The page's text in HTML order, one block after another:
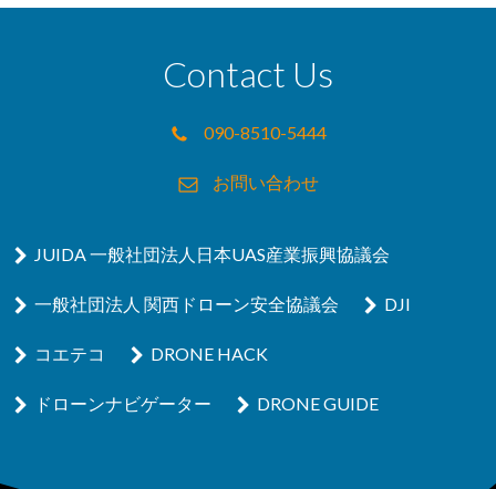
Contact Us
090-8510-5444
お問い合わせ
JUIDA 一般社団法人日本UAS産業振興協議会
一般社団法人 関西ドローン安全協議会 DJI
コエテコ DRONE HACK
ドローンナビゲーター DRONE GUIDE